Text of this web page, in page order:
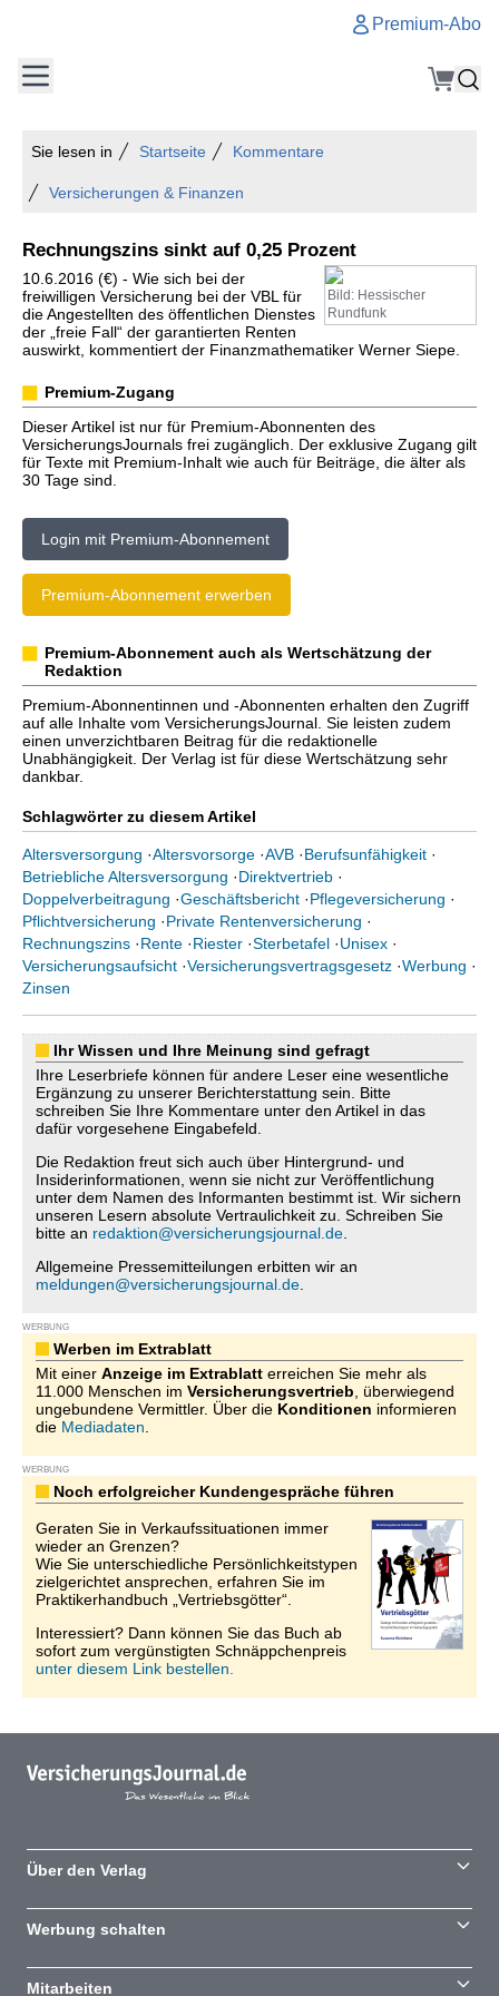
Premium-Abo
Sie lesen in Startseite Kommentare
Versicherungen & Finanzen
Rechnungszins sinkt auf 0,25 Prozent
Bild: Hessischer
Rundfunk
10.6.2016 (€) - Wie sich bei der
freiwilligen Versicherung bei der VBL für
die Angestellten des öffentlichen Dienstes
der „freie Fall“ der garantierten Renten
auswirkt, kommentiert der Finanzmathematiker Werner Siepe.
Premium-Zugang
Dieser Artikel ist nur für Premium-Abonnenten des
VersicherungsJournals frei zugänglich. Der exklusive Zugang gilt
für Texte mit Premium-Inhalt wie auch für Beiträge, die älter als
30 Tage sind.
Login mit Premium-Abonnement
Premium-Abonnement erwerben
Premium-Abonnement auch als Wertschätzung der
Redaktion
Premium-Abonnentinnen und -Abonnenten erhalten den Zugriff
auf alle Inhalte vom VersicherungsJournal. Sie leisten zudem
einen unverzichtbaren Beitrag für die redaktionelle
Unabhängigkeit. Der Verlag ist für diese Wertschätzung sehr
dankbar.
Schlagwörter zu diesem Artikel
Altersversorgung ·Altersvorsorge ·AVB ·Berufsunfähigkeit ·
Betriebliche Altersversorgung ·Direktvertrieb ·
Doppelverbeitragung ·Geschäftsbericht ·Pflegeversicherung ·
Pflichtversicherung ·Private Rentenversicherung ·
Rechnungszins ·Rente ·Riester ·Sterbetafel ·Unisex ·
Versicherungsaufsicht ·Versicherungsvertragsgesetz ·Werbung ·
Zinsen
Ihr Wissen und Ihre Meinung sind gefragt
Ihre Leserbriefe können für andere Leser eine wesentliche
Ergänzung zu unserer Berichterstattung sein. Bitte
schreiben Sie Ihre Kommentare unter den Artikel in das
dafür vorgesehene Eingabefeld.
Die Redaktion freut sich auch über Hintergrund- und
Insiderinformationen, wenn sie nicht zur Veröffentlichung
unter dem Namen des Informanten bestimmt ist. Wir sichern
unseren Lesern absolute Vertraulichkeit zu. Schreiben Sie
bitte an redaktion@versicherungsjournal.de
Allgemeine Pressemitteilungen erbitten wir an
meldungen@versicherungsjournal.de
WERBUNG
Werben im Extrablatt
Mit einer Anzeige im Extrablatt erreichen Sie mehr als
11.000 Menschen im Versicherungsvertrieb , überwiegend
ungebundene Vermittler. Über die Konditionen informieren
die Mediadaten
WERBUNG
Noch erfolgreicher Kundengespräche führen
Geraten Sie in Verkaufssituationen immer
wieder an Grenzen?
Wie Sie unterschiedliche Persönlichkeitstypen
zielgerichtet ansprechen, erfahren Sie im
Praktikerhandbuch „Vertriebsgötter“.
Interessiert? Dann können Sie das Buch ab
sofort zum vergünstigten Schnäppchenpreis
unter diesem Link bestellen.
Über den Verlag
Werbung schalten
Mitarbeiten